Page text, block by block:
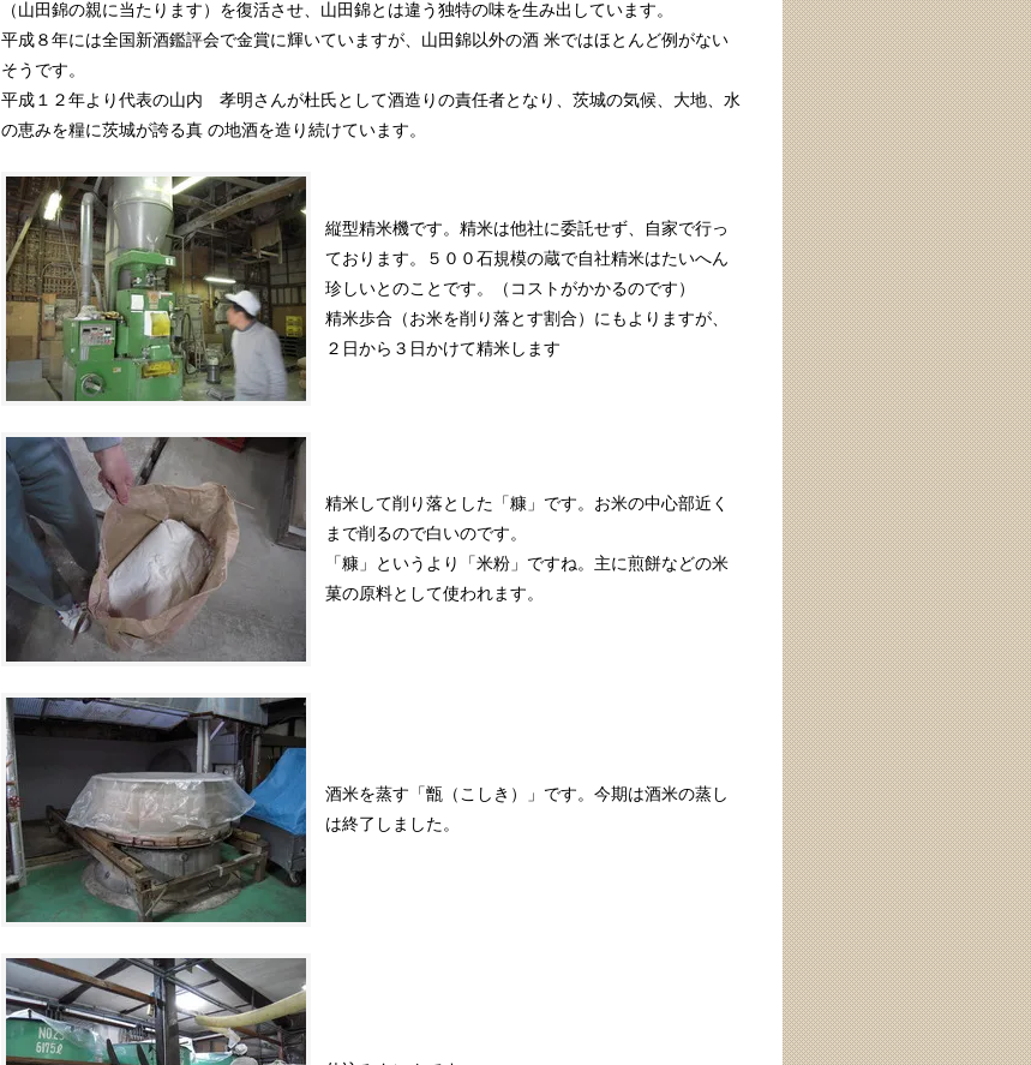
（山田錦の親に当たります）を復活させ、山田錦とは違う独特の味を生み出しています。
平成８年には全国新酒鑑評会で金賞に輝いていますが、山田錦以外の酒 米ではほとんど例がない
そうです。
平成１２年より代表の山内 孝明さんが杜氏として酒造りの責任者となり、茨城の気候、大地、水
の恵みを糧に茨城が誇る真 の地酒を造り続けています。
縦型精米機です。精米は他社に委託せず、自家で行っ
ております。５００石規模の蔵で自社精米はたいへん
珍しいとのことです。（コストがかかるのです）
精米歩合（お米を削り落とす割合）にもよりますが、
２日から３日かけて精米します
精米して削り落とした「糠」です。お米の中心部近く
まで削るので白いのです。
「糠」というより「米粉」ですね。主に煎餅などの米
菓の原料として使われます。
酒米を蒸す「甑（こしき）」です。今期は酒米の蒸し
は終了しました。